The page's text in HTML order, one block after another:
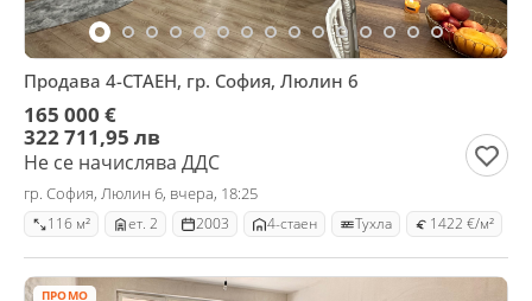
Продава 4-СТАЕН, гр. София, Люлин 6
165 000 €
322 711,95 лв
Не се начислява ДДС
гр. София, Люлин 6, вчера, 18:25
116 м² ет. 2 2003 4-стаен Тухла 1422 €/м²
ПРОМО